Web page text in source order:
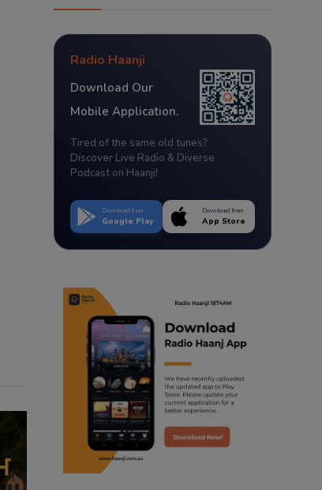
Radio Haanji
Download Our
Mobile Application.
Tired of the same old tunes?
Discover Live Radio & Diverse
Podcast on Haanji!
Download from
Google Play
Download from
App Store